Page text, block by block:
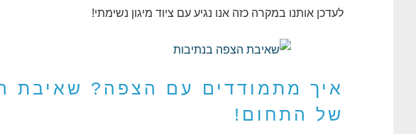
לעדכן אותנו במקרה כזה אנו נגיע עם ציוד מיגון נשימתי!
איך מתמודדים עם הצפה? שאיבת
של התחום!